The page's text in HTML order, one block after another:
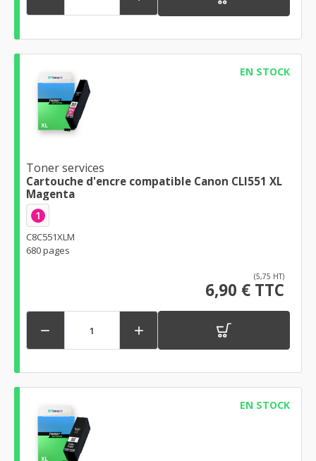
EN STOCK
Toner services
Cartouche d'encre compatible Canon CLI551 XL
Magenta
1
C8C551XLM
680 pages
(5,75 HT)
6,90 € TTC
 
EN STOCK